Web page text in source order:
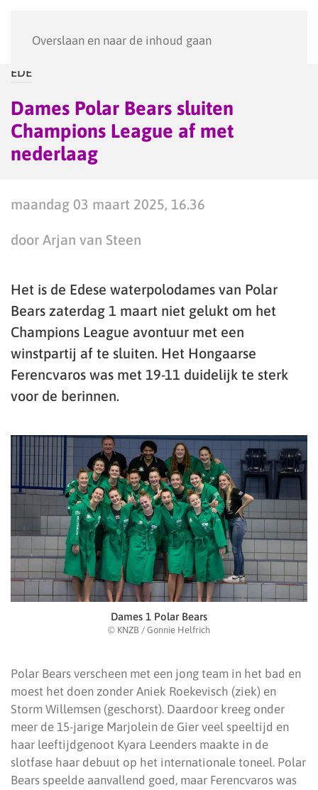
Overslaan en naar de inhoud gaan
EDE
Dames Polar Bears sluiten
Champions League af met
nederlaag
maandag 03 maart 2025, 16.36
door Arjan van Steen
Het is de Edese waterpolodames van Polar
Bears zaterdag 1 maart niet gelukt om het
Champions League avontuur met een
winstpartij af te sluiten. Het Hongaarse
Ferencvaros was met 19-11 duidelijk te sterk
voor de berinnen.
Dames 1 Polar Bears
© KNZB / Gonnie Helfrich
Polar Bears verscheen met een jong team in het bad en
moest het doen zonder Aniek Roekevisch (ziek) en
Storm Willemsen (geschorst). Daardoor kreeg onder
meer de 15-jarige Marjolein de Gier veel speeltijd en
haar leeftijdgenoot Kyara Leenders maakte in de
slotfase haar debuut op het internationale toneel. Polar
Bears speelde aanvallend goed, maar Ferencvaros was